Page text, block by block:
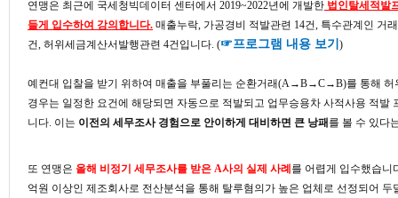
연맹은 최근에 국세청빅데이터 센터에서 2019~2022년에 개발한 법인탈세적발
들게 입수하여 강의합니다. 매출누락, 가공경비 적발관련 14건, 특수관계인 거
건, 허위세금계산서발행관련 4건입니다. (☞프로그램 내용 보기 )
예컨대 입찰을 받기 위하여 매출을 부풀리는 순환거래(A →B→C→B)를 통해 허
경우는 일정한 요건에 해당되면 자동으로 적발되고 업무승용차 사적사용 적발
니다. 이는 이전의 세무조사 경험으로 안이하게 대비하면 큰 낭패를 볼 수 있다
또 연맹은 올해 비정기 세무조사를 받은 A사의 실제 사례를 어렵게 입수했습니
억원 이상인 제조회사로 전산분석을 통해 탈루혐의가 높은 업체로 선정되어 두